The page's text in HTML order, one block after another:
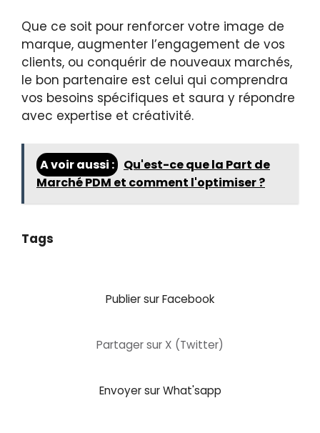
Que ce soit pour renforcer votre image de
marque, augmenter l’engagement de vos
clients, ou conquérir de nouveaux marchés,
le bon partenaire est celui qui comprendra
vos besoins spécifiques et saura y répondre
avec expertise et créativité.
A voir aussi :
Qu'est-ce que la Part de
Marché PDM et comment l'optimiser ?
Tags
Publier sur Facebook
Partager sur X (Twitter)
Envoyer sur What'sapp